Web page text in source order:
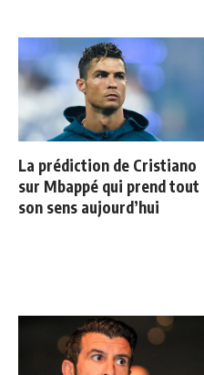
La prédiction de Cristiano
sur Mbappé qui prend tout
son sens aujourd’hui